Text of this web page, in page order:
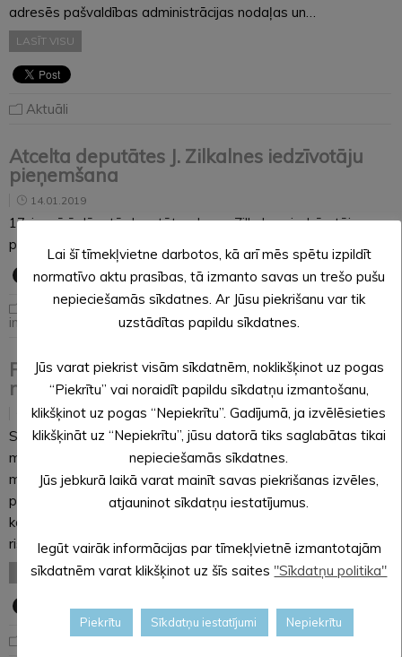
adresēs pašvaldības administrācijas nodaļas un…
LASĪT VISU
Aktuāli
Atcelta deputātes J. Zilkalnes iedzīvotāju
pieņemšana
14.01.2019
17. janvārī plānotā deputātes Janas Zilkalnes iedzīvotāju
pieņemšana atcelta.
Jaunumi,Noderīga
informācija
Pieejamas bezmaksas mūzikas terapijas
nodarbības
11.01.2019
Sākot ar 15. janvāri Alūksnes Kultūras centrā norisināsies
mūzikas terapijas nodarbības, kuras vadīs mākslas terapeite
mūzikas terapijā Ieva Malteniece. Nodarbības paredzētas
personām ar invaliditāti. Pirmās nodarbības tiek organizētas
kā individuālās konsultācijas, lai noteiktu nodarbību mērķi un
risināmās problēmas. Nodarbības –…
LASĪT VISU
Noderīga informācija
Lai šī tīmekļvietne darbotos, kā arī mēs spētu izpildīt
normatīvo aktu prasības, tā izmanto savas un trešo pušu
nepieciešamās sīkdatnes. Ar Jūsu piekrišanu var tik
uzstādītas papildu sīkdatnes.
Jūs varat piekrist visām sīkdatnēm, noklikšķinot uz pogas
“Piekrītu” vai noraidīt papildu sīkdatņu izmantošanu,
klikšķinot uz pogas “Nepiekrītu”. Gadījumā, ja izvēlēsieties
klikšķināt uz “Nepiekrītu”, jūsu datorā tiks saglabātas tikai
nepieciešamās sīkdatnes.
Jūs jebkurā laikā varat mainīt savas piekrišanas izvēles,
atjauninot sīkdatņu iestatījumus.
Iegūt vairāk informācijas par tīmekļvietnē izmantotajām
sīkdatnēm varat klikšķinot uz šīs saites "Sīkdatņu politika"
Piekrītu Sīkdatņu iestatījumi Nepiekrītu